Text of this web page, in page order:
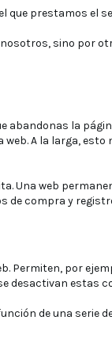
que prestamos el
sino por
la
A la larga,
Una web
de compra y
Permiten, por
desactivan
de una serie